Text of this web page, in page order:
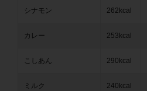
シナモン 262kcal
カレー 253kcal
こしあん 290kcal
ミルク 240kcal